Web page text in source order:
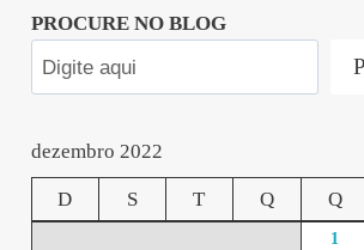
PROCURE NO BLOG
dezembro 2022
D S T Q Q
1